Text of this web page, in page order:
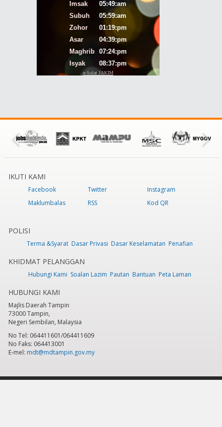
IKUTI KAMI
Facebook Twitter
Instagram
Maklumbalas
RSS Kod QR
POLISI
Terma &Syarat Dasar Privasi Dasar Keselamatan Penafian
KHIDMAT PELANGGAN
Hubungi Kami Soalan Lazim Pautan Bantuan Peta Laman
HUBUNGI KAMI
Majlis Daerah Tampin
73000 Tampin,
Negeri Sembilan, Malaysia
No Tel: 064411601/064411609
No Faks: 064413001
E-mel: mdt@mdtampin.gov.my